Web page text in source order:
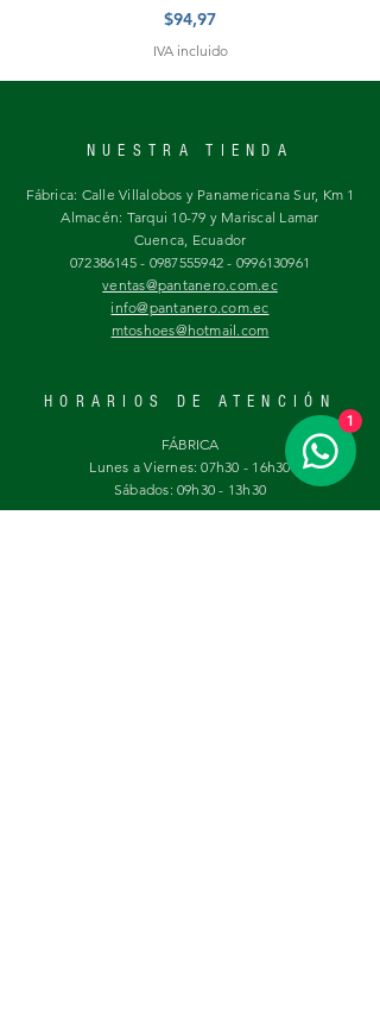
Precio
$94,97
IVA incluido
NUESTRA TIENDA
Fábrica: Calle Villalobos y Panamericana Sur, Km 1
Almacén: Tarqui 10-79 y Mariscal Lamar
Cuenca, Ecuador
072386145 - 0987555942 - 0996130961
ventas@pantanero.com.ec
info@pantanero.com.ec
mtoshoes@hotmail.com
HORARIOS DE ATENCIÓN
FÁBRICA
Lunes a Viernes: 07h30 - 16h30
Sábados:09h30 - 13h30
1